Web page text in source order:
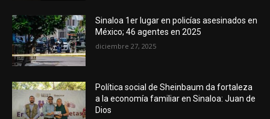
Sinaloa 1er lugar en policías asesinados en
México; 46 agentes en 2025
diciembre 27, 2025
Política social de Sheinbaum da fortaleza
a la economía familiar en Sinaloa: Juan de
Dios